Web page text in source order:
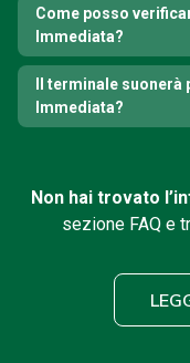
Come posso
Immediata?
Il terminale
Immediata?
Non hai trovato
sezione FAQ e